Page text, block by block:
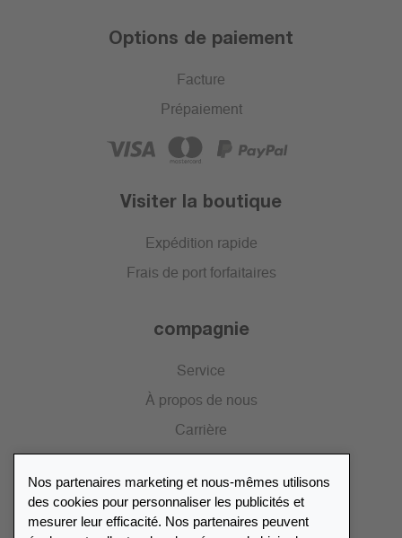
Options de paiement
Facture
Prépaiement
Visiter la boutique
Expédition rapide
Frais de port forfaitaires
compagnie
Service
À propos de nous
Carrière
Catalogue
Nos partenaires marketing et nous-mêmes utilisons
des cookies pour personnaliser les publicités et
mesurer leur efficacité. Nos partenaires peuvent